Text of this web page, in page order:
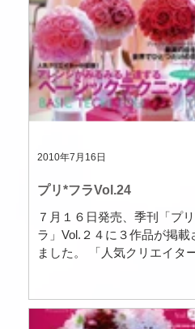
東京レッスン 世界紀
NEW! 販売 デ
プリ*フラVol.24
７月１６日発売、季刊「プリ
ラ」Vol.２４に３作品が掲載
ました。 「人気クリエイタ
ーナーに2作品掲載！ ・アレ
ジを美しく見せるファブリ
2010年7月16日